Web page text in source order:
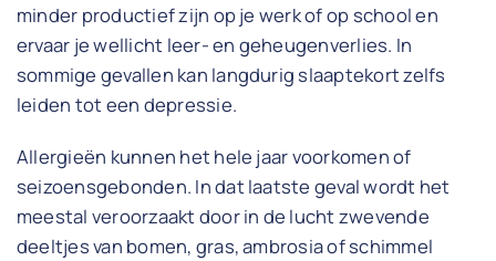
minder productief zijn op je werk of op school en
ervaar je wellicht leer- en geheugenverlies. In
sommige gevallen kan langdurig slaaptekort zelfs
leiden tot een depressie.
Allergieën kunnen het hele jaar voorkomen of
seizoensgebonden. In dat laatste geval wordt het
meestal veroorzaakt door in de lucht zwevende
deeltjes van bomen, gras, ambrosia of schimmel